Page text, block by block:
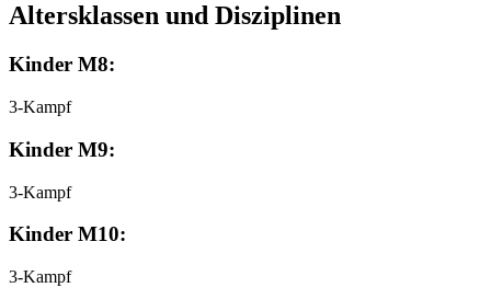
Altersklassen und Disziplinen
Kinder M8:
3-Kampf
Kinder M9:
3-Kampf
Kinder M10:
3-Kampf